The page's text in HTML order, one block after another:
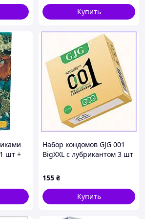
от заболеваний,
путем (ЗППП).
Купить
шт +
Набор кондомов GJG 001
BigXXL с лубрикантом 3 шт
155 ₴
Купить